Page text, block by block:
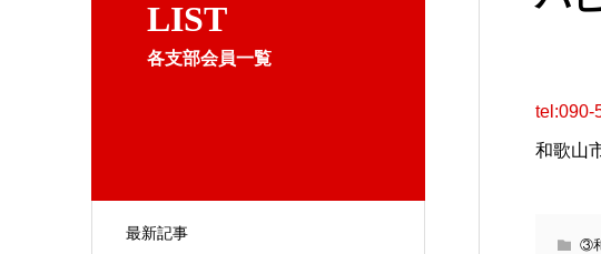
LIST
各支部会員一覧
最新記事
tel:090-
和歌山
③